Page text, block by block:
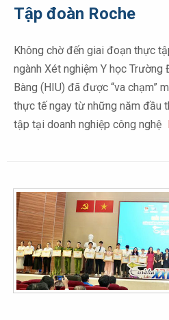
Tập đoàn Roche
Không chờ đến giai đoạn thực
ngành Xét nghiệm Y học Trường
Bàng (HIU) đã được “va chạm”
thực tế ngay từ những năm đầu
tập tại doanh nghiệp công nghệ